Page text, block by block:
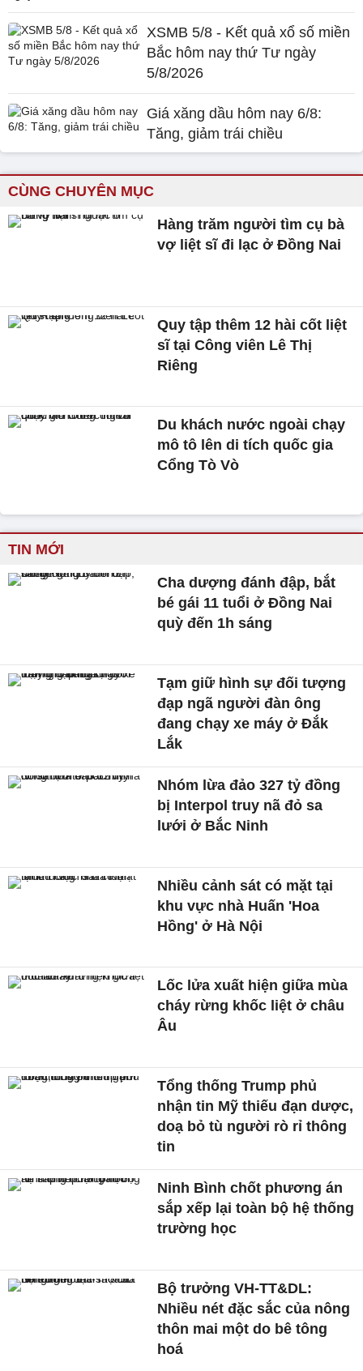
XSMB 5/8 - Kết quả xổ số miền
Bắc hôm nay thứ Tư ngày
5/8/2026
Giá xăng dầu hôm nay 6/8:
Tăng, giảm trái chiều
CÙNG CHUYÊN MỤC
Hàng trăm người tìm cụ bà
vợ liệt sĩ đi lạc ở Đồng Nai
Quy tập thêm 12 hài cốt liệt
sĩ tại Công viên Lê Thị
Riêng
Du khách nước ngoài chạy
mô tô lên di tích quốc gia
Cổng Tò Vò
TIN MỚI
Cha dượng đánh đập, bắt
bé gái 11 tuổi ở Đồng Nai
quỳ đến 1h sáng
Tạm giữ hình sự đối tượng
đạp ngã người đàn ông
đang chạy xe máy ở Đắk
Lắk
Nhóm lừa đảo 327 tỷ đồng
bị Interpol truy nã đỏ sa
lưới ở Bắc Ninh
Nhiều cảnh sát có mặt tại
khu vực nhà Huấn 'Hoa
Hồng' ở Hà Nội
Lốc lửa xuất hiện giữa mùa
cháy rừng khốc liệt ở châu
Âu
Tổng thống Trump phủ
nhận tin Mỹ thiếu đạn dược,
doạ bỏ tù người rò rỉ thông
tin
Ninh Bình chốt phương án
sắp xếp lại toàn bộ hệ thống
trường học
Bộ trưởng VH-TT&DL:
Nhiều nét đặc sắc của nông
thôn mai một do bê tông
hoá